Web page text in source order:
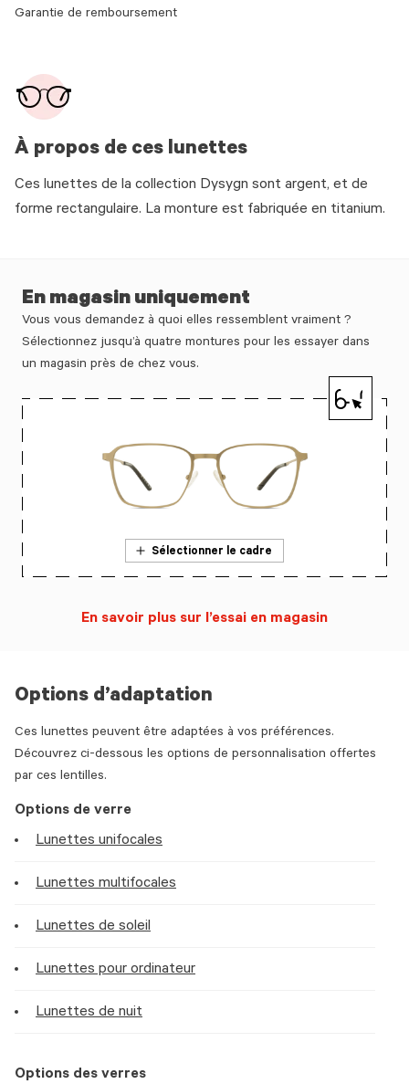
À propos de ces lunettes
Ces lunettes de la collection Dysygn sont argent, et de
forme rectangulaire. La monture est fabriquée en titanium.
Garantie de remboursement
Options d’adaptation
Ces lunettes peuvent être adaptées à vos préférences.
Découvrez ci-dessous les options de personnalisation offertes
par ces lentilles.
Options de verre
Lunettes unifocales
Lunettes multifocales
Lunettes de soleil
Lunettes pour ordinateur
Lunettes de nuit
Options des verres
En magasin uniquement
Vous vous demandez à quoi elles ressemblent vraiment ?
Sélectionnez jusqu’à quatre montures pour les essayer dans
un magasin près de chez vous.
Sélectionner le cadre
En savoir plus sur l’essai en magasin